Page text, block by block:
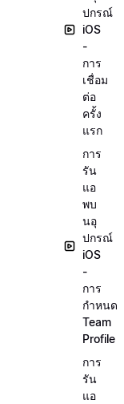
ปกรณ์
iOS
-
การ
เชื่อม
ต่อ
ครั้ง
แรก
การ
รัน
แอ
พบ
นอุ
ปกรณ์
iOS
-
การ
กำหนด
Team
Profile
การ
รัน
แอ